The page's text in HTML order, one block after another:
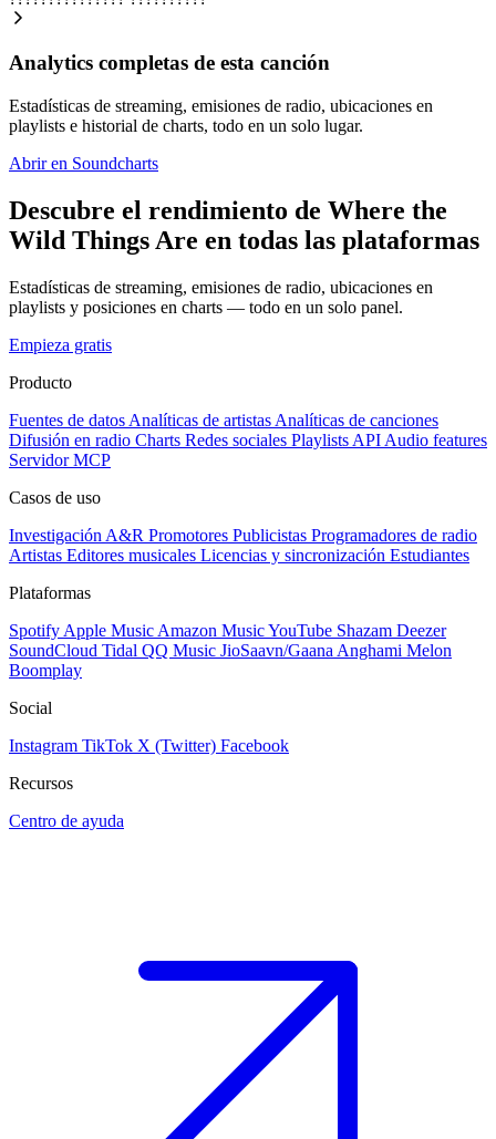
Analytics completas de esta canción
Estadísticas de streaming, emisiones de radio, ubicaciones en
playlists e historial de charts, todo en un solo lugar.
Abrir en Soundcharts
Descubre el rendimiento de Where the
Wild Things Are en todas las plataformas
Estadísticas de streaming, emisiones de radio, ubicaciones en
playlists y posiciones en charts — todo en un solo panel.
Empieza gratis
Producto
Fuentes de datos Analíticas de artistas Analíticas de canciones
Difusión en radio Charts Redes sociales Playlists API Audio features
Servidor MCP
Casos de uso
Investigación A&R Promotores Publicistas Programadores de radio
Artistas Editores musicales Licencias y sincronización Estudiantes
Plataformas
Spotify Apple Music Amazon MusicYouTube Shazam Deezer
SoundCloud Tidal QQ Music JioSaavn/Gaana Anghami Melon
Boomplay
Social
Instagram TikTok X (Twitter) Facebook
Recursos
Centro de ayuda